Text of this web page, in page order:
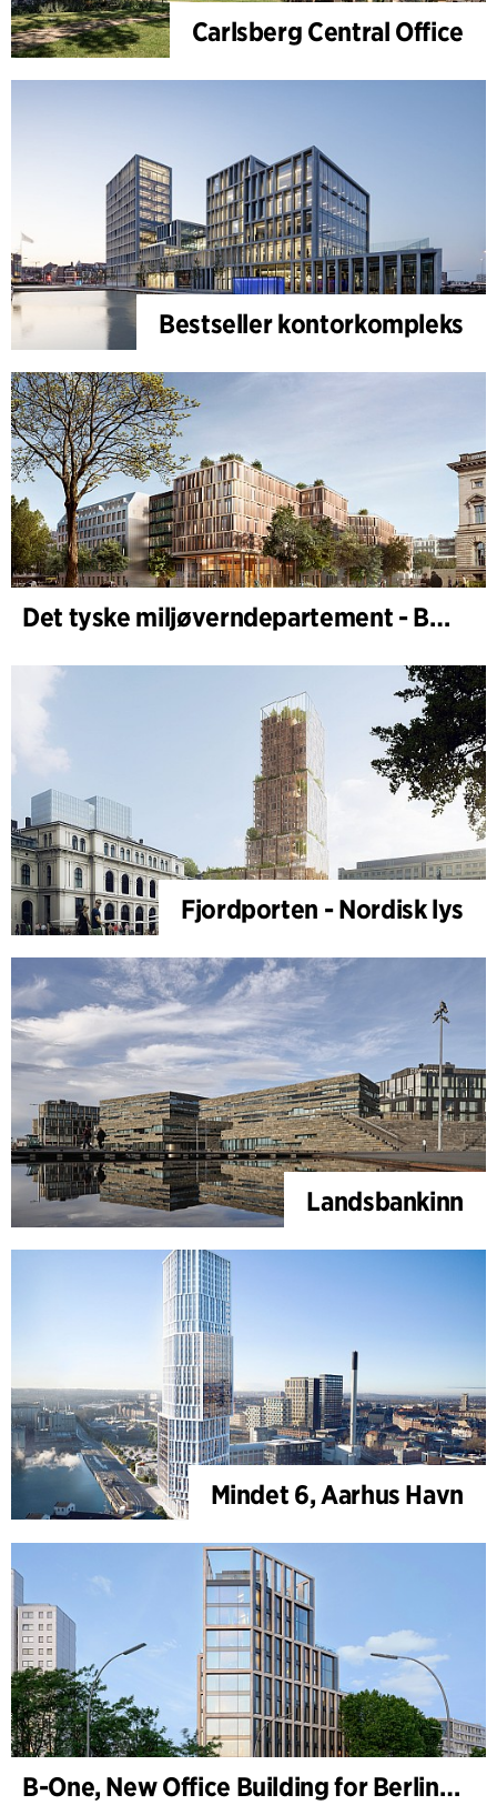
Carlsberg Central Office
Bestseller kontorkompleks
Det tyske miljøverndepartement - BMUKN
Fjordporten - Nordisk lys
Landsbankinn
Mindet 6, Aarhus Havn
B-One, New Office Building for Berlin Hyp